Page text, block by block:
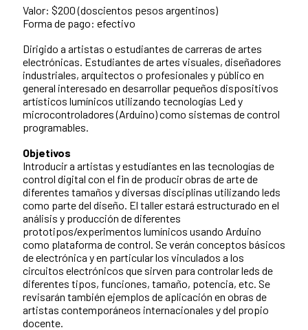
Valor: $200 (doscientos pesos argentinos)
Forma de pago: efectivo
Dirigido a artistas o estudiantes de carreras de artes
electrónicas. Estudiantes de artes visuales, diseñadores
industriales, arquitectos o profesionales y público en
general interesado en desarrollar pequeños dispositivos
artísticos lumínicos utilizando tecnologías Led y
microcontroladores (Arduino) como sistemas de control
programables.
Objetivos
Introducir a artistas y estudiantes en las tecnologías de
control digital con el fin de producir obras de arte de
diferentes tamaños y diversas disciplinas utilizando leds
como parte del diseño. El taller estará estructurado en el
análisis y producción de diferentes
prototipos/experimentos lumínicos usando Arduino
como plataforma de control. Se verán conceptos básicos
de electrónica y en particular los vinculados a los
circuitos electrónicos que sirven para controlar leds de
diferentes tipos, funciones, tamaño, potencia, etc. Se
revisarán también ejemplos de aplicación en obras de
artistas contemporáneos internacionales y del propio
docente.